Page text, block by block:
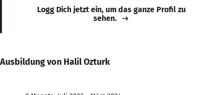
Logg Dich jetzt ein, um das ganze Profil zu
sehen.
Ausbildung von Halil Ozturk